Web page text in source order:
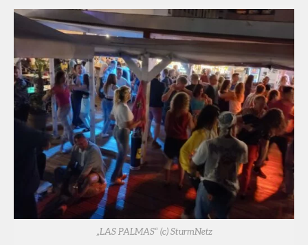
„LAS PALMAS“ (c) SturmNetz